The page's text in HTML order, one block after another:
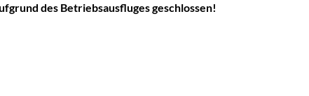
des Betriebsausfluges geschlossen!